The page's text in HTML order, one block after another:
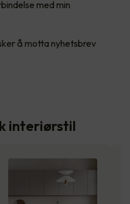
med min
å motta nyhetsbrev
interiørstil